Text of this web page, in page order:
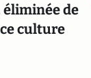
de
culture